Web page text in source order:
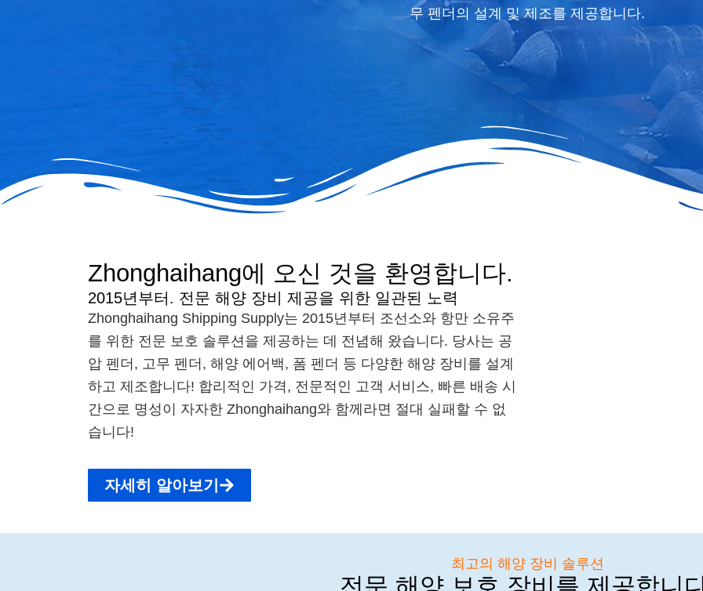
무 펜더의 설계 및 제조를 제공합니다.
Zhonghaihang에 오신 것을 환영합니다.
2015년부터. 전문 해양 장비 제공을 위한 일관된 노력
Zhonghaihang Shipping Supply는 2015년부터 조선소와 항만 소유주
를 위한 전문 보호 솔루션을 제공하는 데 전념해 왔습니다. 당사는 공
압 펜더, 고무 펜더, 해양 에어백, 폼 펜더 등 다양한 해양 장비를 설계
하고 제조합니다! 합리적인 가격, 전문적인 고객 서비스, 빠른 배송 시
간으로 명성이 자자한 Zhonghaihang와 함께라면 절대 실패할 수 없
습니다!
자세히 알아보기
최고의 해양 장비 솔루션
전문 해양 보호 장비를 제공합니